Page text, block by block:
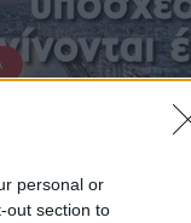
personal or
out section to